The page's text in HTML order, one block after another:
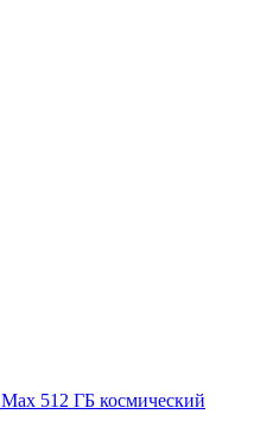
512 ГБ космический